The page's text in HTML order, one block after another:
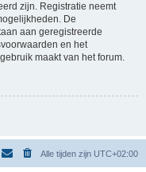
zijn. Registratie neemt
De
aan geregistreerde
en het
maakt van het forum.
Alle tijden zijn UTC+02:00